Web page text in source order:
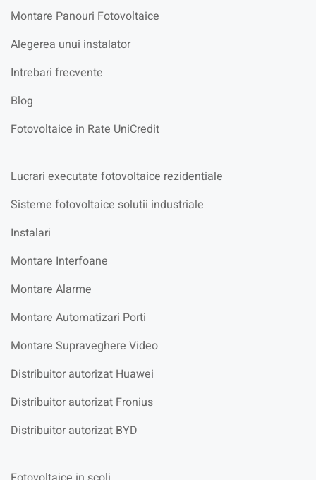
Montare Panouri Fotovoltaice
Alegerea unui instalator
Intrebari frecvente
Blog
Fotovoltaice in Rate UniCredit
Lucrari executate fotovoltaice rezidentiale
Sisteme fotovoltaice solutii industriale
Instalari
Montare Interfoane
Montare Alarme
Montare Automatizari Porti
Montare Supraveghere Video
Distribuitor autorizat Huawei
Distribuitor autorizat Fronius
Distribuitor autorizat BYD